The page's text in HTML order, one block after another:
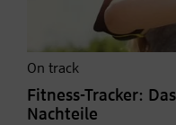
On track
Fitness-Tracker:
Nachteile